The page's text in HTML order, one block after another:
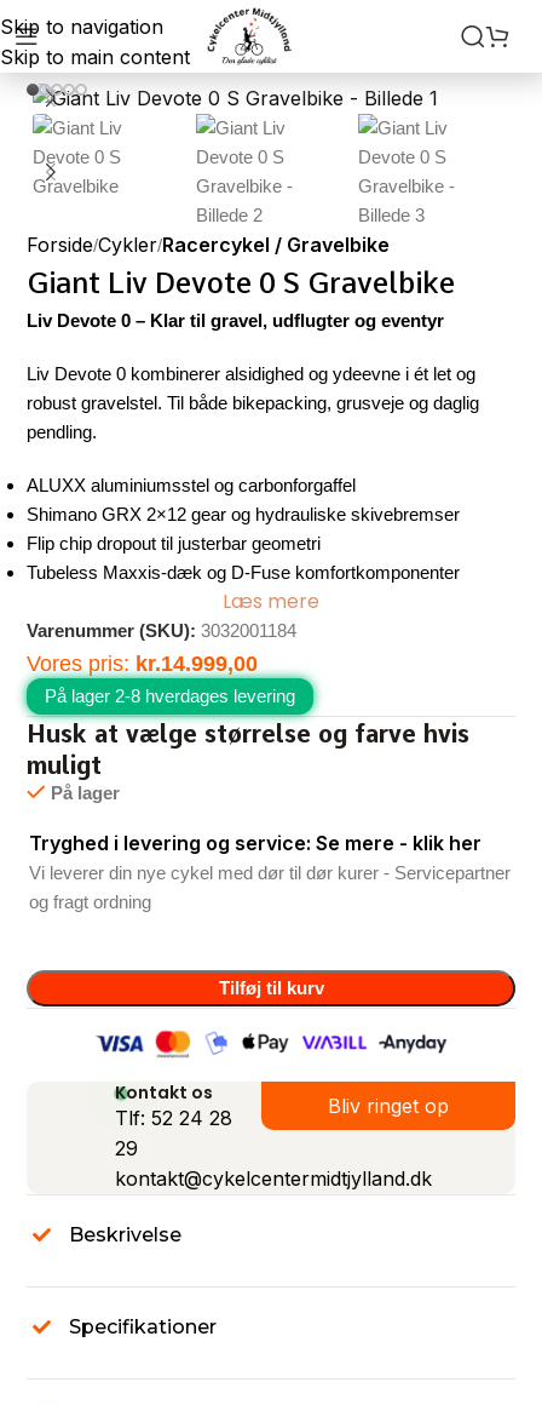
Skip to navigation
Skip to main content
Forside Cykler Racercykel / Gravelbike
Giant Liv Devote 0 S Gravelbike
Liv Devote 0 – Klar til gravel, udflugter og eventyr
Liv Devote 0 kombinerer alsidighed og ydeevne i ét let og
robust gravelstel. Til både bikepacking, grusveje og daglig
pendling.
ALUXX aluminiumsstel og carbonforgaffel
Shimano GRX 2×12 gear og hydrauliske skivebremser
Flip chip dropout til justerbar geometri
Tubeless Maxxis-dæk og D-Fuse komfortkomponenter
Læs mere
Varenummer (SKU):3032001184
Vores pris: kr.14.999,00
På lager 2-8 hverdages levering
Husk at vælge størrelse og farve hvis
muligt
På lager
Tryghed i levering og service: Se mere - klik her
Vi leverer din nye cykel med dør til dør kurer - Servicepartner
og fragt ordning
Tilføj til kurv
Kontakt os
Tlf: 52 24 28
29
kontakt@cykelcentermidtjylland.dk
Bliv ringet op
Beskrivelse
Specifikationer